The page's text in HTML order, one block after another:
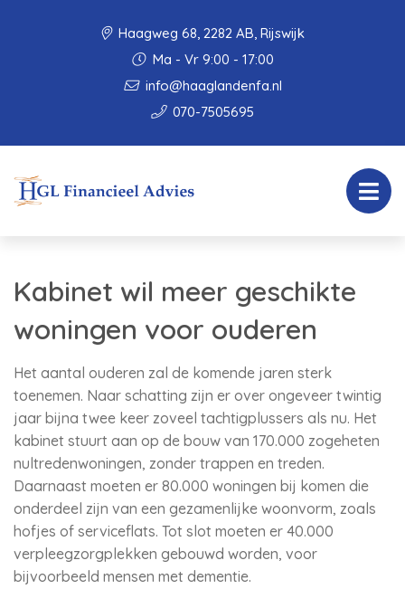
Haagweg 68, 2282 AB, Rijswijk
Ma - Vr 9:00 - 17:00
info@haaglandenfa.nl
070-7505695
Kabinet wil meer geschikte
woningen voor ouderen
Het aantal ouderen zal de komende jaren sterk
toenemen. Naar schatting zijn er over ongeveer twintig
jaar bijna twee keer zoveel tachtigplussers als nu. Het
kabinet stuurt aan op de bouw van 170.000 zogeheten
nultredenwoningen, zonder trappen en treden.
Daarnaast moeten er 80.000 woningen bij komen die
onderdeel zijn van een gezamenlijke woonvorm, zoals
hofjes of serviceflats. Tot slot moeten er 40.000
verpleegzorgplekken gebouwd worden, voor
bijvoorbeeld mensen met dementie.